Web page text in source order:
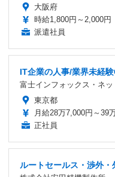
大阪府
時給1,800円～2,000円
派遣社員
IT企業の人事/業界未経
富士インフォックス・ネッ
東京都
月給28万7,000円～39
正社員
ルートセールス・渉外・